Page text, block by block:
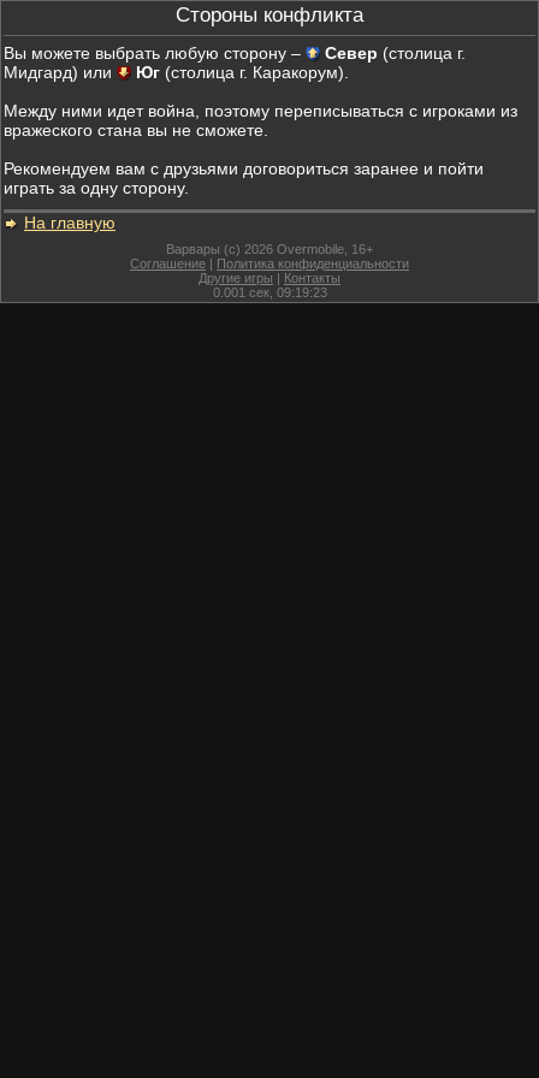
Стороны конфликта
Вы можете выбрать любую сторону – Север (столица г.
Мидгард) или
Юг (столица г. Каракорум).
Между ними идет война, поэтому переписываться с игроками из
вражеского стана вы не сможете.
Рекомендуем вам с друзьями договориться заранее и пойти
играть за одну сторону.
На главную
Варвары (c) 2026 Overmobile, 16+
Соглашение | Политика конфиденциальности
Другие игры | Контакты
0.001 сек, 09:19:23